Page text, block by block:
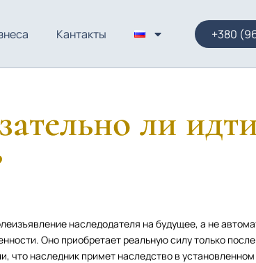
Кантакты +380
ли
наследодателя на будущее, а не
Оно приобретает реальную силу только
что наследник примет наследство в